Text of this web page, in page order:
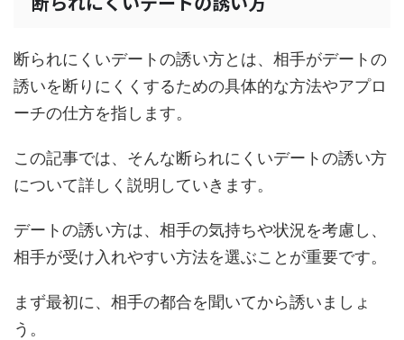
断られにくいデートの誘い方とは、相手がデートの
誘いを断りにくくするための具体的な方法やアプロ
ーチの仕方を指します。
この記事では、そんな断られにくいデートの誘い方
について詳しく説明していきます。
デートの誘い方は、相手の気持ちや状況を考慮し、
相手が受け入れやすい方法を選ぶことが重要です。
まず最初に、相手の都合を聞いてから誘いましょ
う。